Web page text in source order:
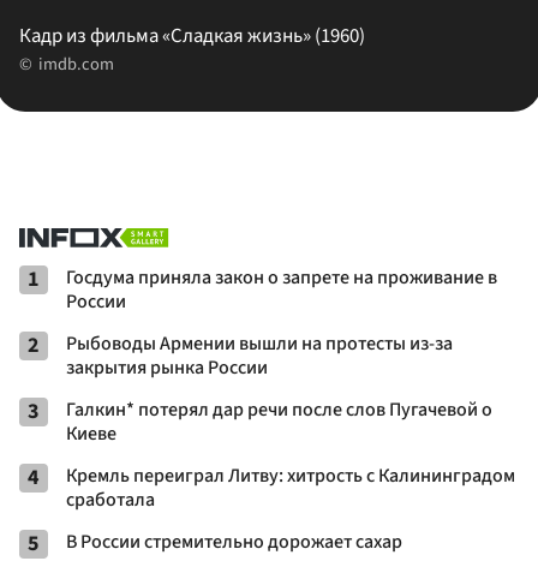
Кадр из фильма «Сладкая жизнь» (1960)
imdb.com
1
Госдума приняла закон о запрете на проживание в
России
2
Рыбоводы Армении вышли на протесты из-за
закрытия рынка России
3
Галкин* потерял дар речи после слов Пугачевой о
Киеве
4
Кремль переиграл Литву: хитрость с Калининградом
сработала
5 В России стремительно дорожает сахар